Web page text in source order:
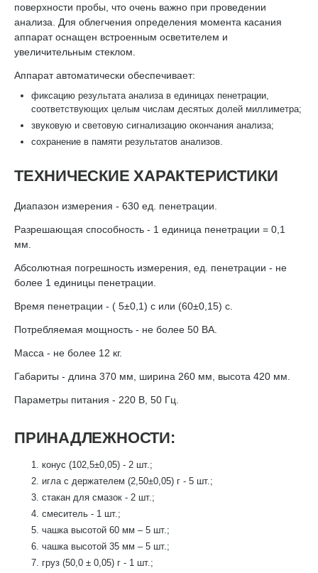
поверхности пробы, что очень важно при проведении
анализа. Для облегчения определения момента касания
аппарат оснащен встроенным осветителем и
увеличительным стеклом.
Аппарат автоматически обеспечивает:
фиксацию результата анализа в единицах пенетрации,
соответствующих целым числам десятых долей миллиметра;
звуковую и световую сигнализацию окончания анализа;
сохранение в памяти результатов анализов.
ТЕХНИЧЕСКИЕ ХАРАКТЕРИСТИКИ
Диапазон измерения - 630 ед. пенетрации.
Разрешающая способность - 1 единица пенетрации = 0,1
мм.
Абсолютная погрешность измерения, ед. пенетрации - не
более 1 единицы пенетрации.
Время пенетрации - ( 5±0,1) с или (60±0,15) с.
Потребляемая мощность - не более 50 ВА.
Масса - не более 12 кг.
Габариты - длина 370 мм, ширина 260 мм, высота 420 мм.
Параметры питания - 220 В, 50 Гц.
ПРИНАДЛЕЖНОСТИ:
конус (102,5±0,05) - 2 шт.;
игла с держателем (2,50±0,05) г - 5 шт.;
стакан для смазок - 2 шт.;
смеситель - 1 шт.;
чашка высотой 60 мм – 5 шт.;
чашка высотой 35 мм – 5 шт.;
груз (50,0 ± 0,05) г - 1 шт.;